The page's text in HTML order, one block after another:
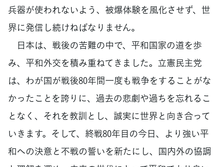
兵器が使われないよう、被爆体験を風化させず、世
界に発信し続けねばなりません。
日本は、戦後の苦難の中で、平和国家の道を歩
み、平和外交を積み重ねてきました。立憲民主党
は、わが国が戦後80年間一度も戦争をすることがな
かったことを誇りに、過去の悲劇や過ちを忘れるこ
となく、それを教訓とし、誠実に世界と向き合って
いきます。そして、終戦80年目の今日、より強い平
和への決意と不戦の誓いを新たにし、国内外の協調